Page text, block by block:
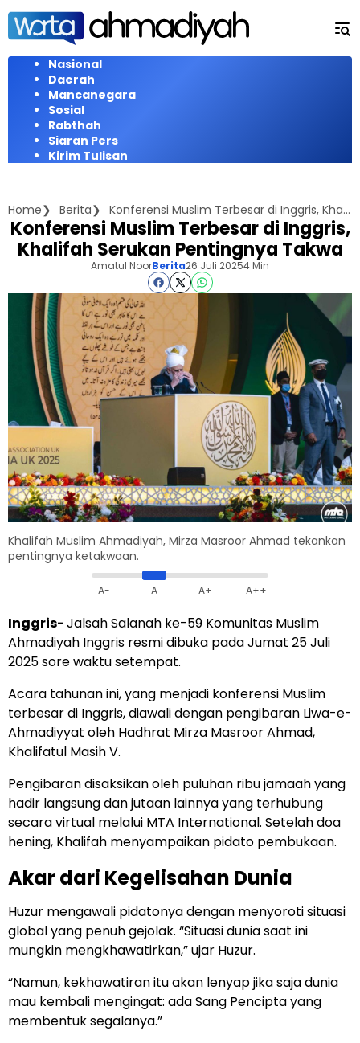
Langsung
konten
Nasional
Daerah
Mancanegara
Sosial
Rabthah
Siaran Pers
Kirim Tulisan
Home Berita Konferensi Muslim Terbesar di Inggris, Khalifah Serukan Pentingnya Takwa
Konferensi Muslim Terbesar di Inggris,
Khalifah Serukan Pentingnya Takwa
Amatul NoorBerita26 Juli 20254 Min
Khalifah Muslim Ahmadiyah, Mirza Masroor Ahmad tekankan
pentingnya ketakwaan.
A- A A+ A++
Inggris-Jalsah Salanah ke-59 Komunitas Muslim
Ahmadiyah Inggris resmi dibuka pada Jumat 25 Juli
2025 sore waktu setempat.
Acara tahunan ini, yang menjadi konferensi Muslim
terbesar di Inggris, diawali dengan pengibaran Liwa-e-
Ahmadiyyat oleh Hadhrat Mirza Masroor Ahmad,
Khalifatul Masih V.
Pengibaran disaksikan oleh puluhan ribu jamaah yang
hadir langsung dan jutaan lainnya yang terhubung
secara virtual melalui MTA International. Setelah doa
hening, Khalifah menyampaikan pidato pembukaan.
Akar dari Kegelisahan Dunia
Huzur mengawali pidatonya dengan menyoroti situasi
global yang penuh gejolak. “Situasi dunia saat ini
mungkin mengkhawatirkan,” ujar Huzur.
“Namun, kekhawatiran itu akan lenyap jika saja dunia
mau kembali mengingat: ada Sang Pencipta yang
membentuk segalanya.”